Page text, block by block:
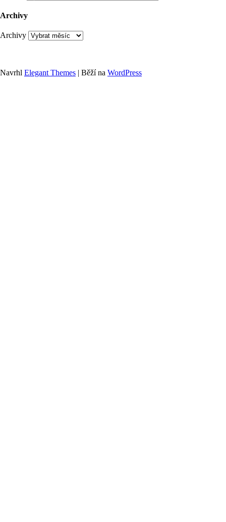
Archivy
Archivy
Navrhl Elegant Themes | Běží na WordPress